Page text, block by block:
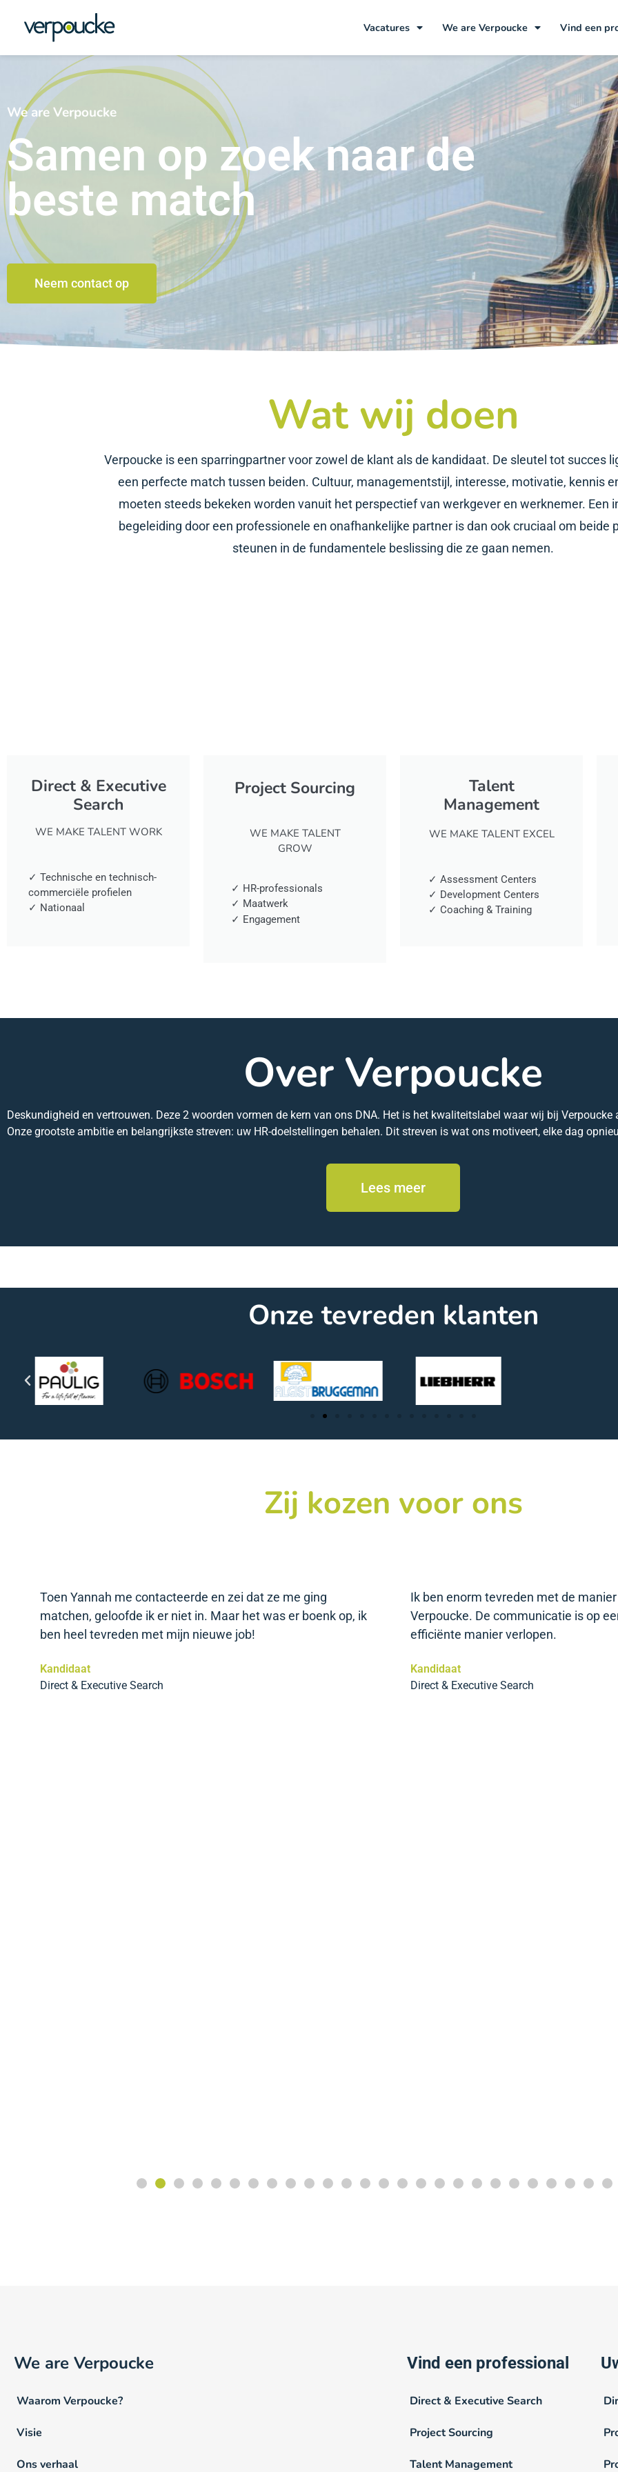
Vacatures We are Verpoucke Vind een
We are Verpoucke
Samen op zoek naar de
beste match
Neem contact op
Wat wij doen
Verpoucke is een sparringpartner voor zowel de klant als de kandidaat. De sleutel tot succes
een perfecte match tussen beiden. Cultuur, managementstijl, interesse, motivatie, kennis
moeten steeds bekeken worden vanuit het perspectief van werkgever en werknemer. Een
begeleiding door een professionele en onafhankelijke partner is dan ook cruciaal om beide
steunen in de fundamentele beslissing die ze gaan nemen.
Direct & Executive
Search
WE MAKE TALENT WORK
✓ Technische en technisch-
commerciële profielen
✓ Nationaal
Project Sourcing
WE MAKE TALENT
GROW
✓ HR-professionals
✓ Maatwerk
✓ Engagement
Talent
Management
WE MAKE TALENT EXCEL
✓ Assessment Centers
✓ Development Centers
✓ Coaching & Training
Over Verpoucke
Deskundigheid en vertrouwen. Deze 2 woorden vormen de kern van ons DNA. Het is het kwaliteitslabel waar wij bij
Onze grootste ambitie en belangrijkste streven: uw HR-doelstellingen behalen. Dit streven is wat ons motiveert, elke dag
Lees meer
Onze tevreden klanten
Zij kozen voor ons
Toen Yannah me contacteerde en zei dat ze me ging
matchen, geloofde ik er niet in. Maar het was er boenk op, ik
ben heel tevreden met mijn nieuwe job!
Kandidaat
Direct & Executive Search
Ik ben enorm tevreden met de
Verpoucke. De communicatie is op
efficiënte manier verlopen.
Kandidaat
Direct & Executive Search
We are Verpoucke
Waarom Verpoucke?
Visie
Ons verhaal
Vind een professional
Direct & Executive Search
Project Sourcing
Talent Management